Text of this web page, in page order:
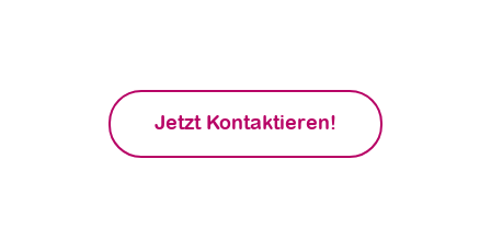
Jetzt Kontaktieren!